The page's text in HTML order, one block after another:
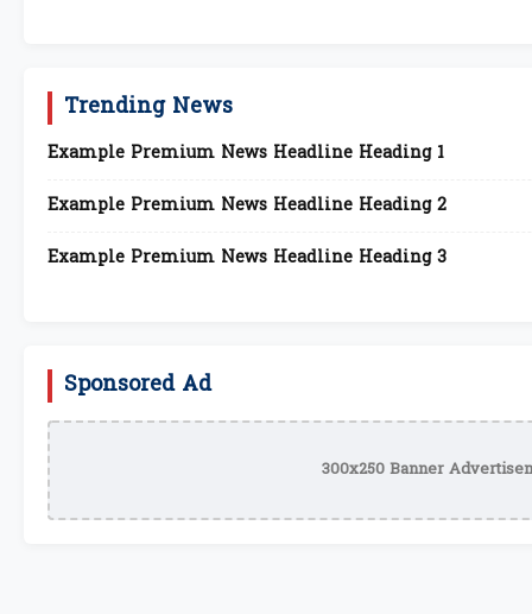
Trending News
Example Premium News Headline Heading 1
Example Premium News Headline Heading 2
Example Premium News Headline Heading 3
Sponsored Ad
300x250 Banner